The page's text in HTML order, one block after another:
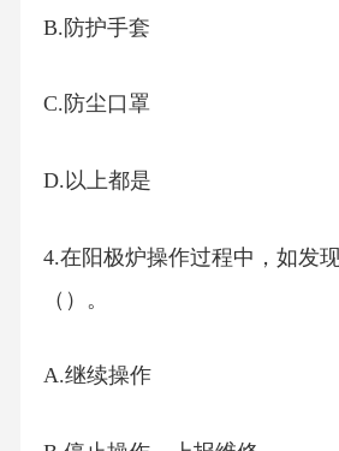
B.防护手套
C.防尘口罩
D.以上都是
4.在阳极炉操作过程中，如发
（）。
A.继续操作